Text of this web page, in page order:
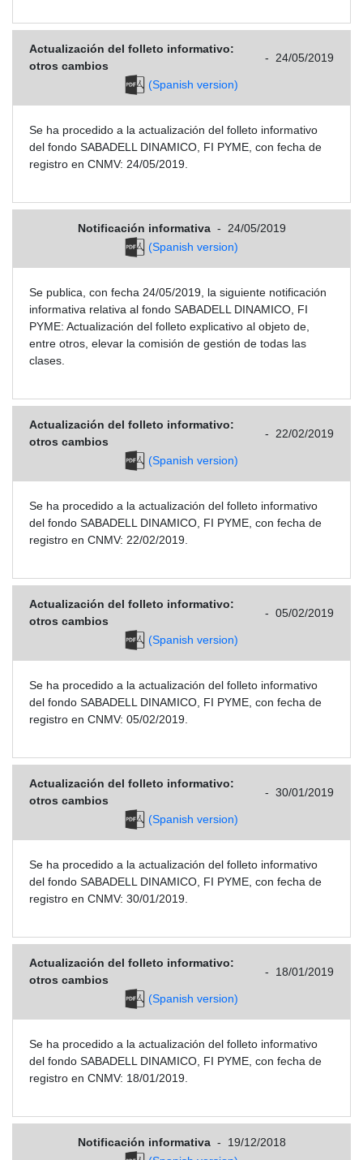
Actualización del folleto informativo:
otros cambios
- 24/05/2019
(Spanish version)
Se ha procedido a la actualización del folleto informativo
del fondo SABADELL DINAMICO, FI PYME, con fecha de
registro en CNMV: 24/05/2019.
Notificación informativa - 24/05/2019
(Spanish version)
Se publica, con fecha 24/05/2019, la siguiente notificación
informativa relativa al fondo SABADELL DINAMICO, FI
PYME: Actualización del folleto explicativo al objeto de,
entre otros, elevar la comisión de gestión de todas las
clases.
Actualización del folleto informativo:
otros cambios
- 22/02/2019
(Spanish version)
Se ha procedido a la actualización del folleto informativo
del fondo SABADELL DINAMICO, FI PYME, con fecha de
registro en CNMV: 22/02/2019.
Actualización del folleto informativo:
otros cambios
- 05/02/2019
(Spanish version)
Se ha procedido a la actualización del folleto informativo
del fondo SABADELL DINAMICO, FI PYME, con fecha de
registro en CNMV: 05/02/2019.
Actualización del folleto informativo:
otros cambios
- 30/01/2019
(Spanish version)
Se ha procedido a la actualización del folleto informativo
del fondo SABADELL DINAMICO, FI PYME, con fecha de
registro en CNMV: 30/01/2019.
Actualización del folleto informativo:
otros cambios
- 18/01/2019
(Spanish version)
Se ha procedido a la actualización del folleto informativo
del fondo SABADELL DINAMICO, FI PYME, con fecha de
registro en CNMV: 18/01/2019.
Notificación informativa -
19/12/2018